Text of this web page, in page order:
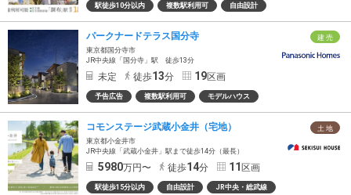
駅徒歩10分以内 複数駅利用可 自由設計
建 売
パークナードテラス国分寺
東京都国分寺市
JR中央線「国分寺」駅 徒歩13分
未定 徒歩13分 19区画
予告広告 複数駅利用可 モデルハウス
土 地
コモンステージ武蔵小金井（宅地）
東京都小金井市
JR中央線「武蔵小金井」駅まで徒歩14分（最長）
5980万円〜 徒歩14分 11 区画
駅徒歩15分以内 自由設計 JR中央・総武線